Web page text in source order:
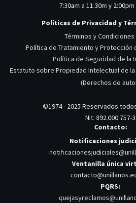
7:30am a 11:30m y
Políticas de Privacidad y
Términos y Condiciones
Política de Tratamiento y Protección
Política de Seguridad de la
Estatuto sobre Propiedad Intelectual de
(Derechos de
©1974 - 2025 Reservados
Nit: 892.000.757-3
Contacto:
Notificaciones
Ventanilla única
PQRS: